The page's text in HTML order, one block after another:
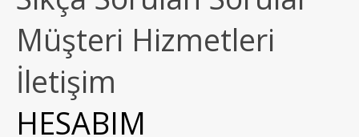
Müşteri Hizmetleri
İletişim
HESABIM